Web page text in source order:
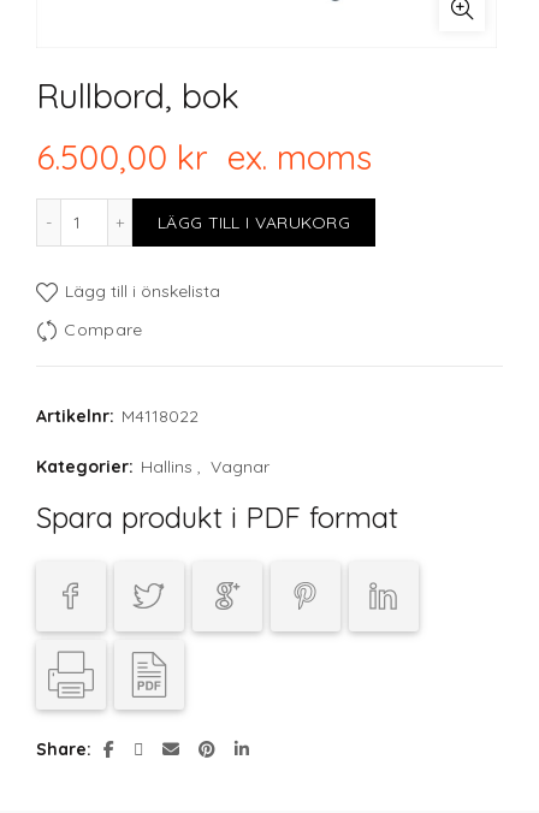
Rullbord, bok
6.500,00 kr ex. moms
Rullbord, bok mängd
LÄGG TILL I VARUKORG
Lägg till i önskelista
Compare
Artikelnr: M4118022
Kategorier: Hallins , Vagnar
Spara produkt i PDF format
Share